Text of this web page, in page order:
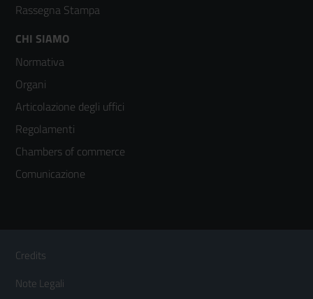
Rassegna Stampa
Footer
menù
colonna
3
CHI SIAMO
Normativa
Organi
Articolazione degli uffici
Regolamenti
Chambers of commerce
Comunicazione
Footer
Menù
Credits
Note Legali